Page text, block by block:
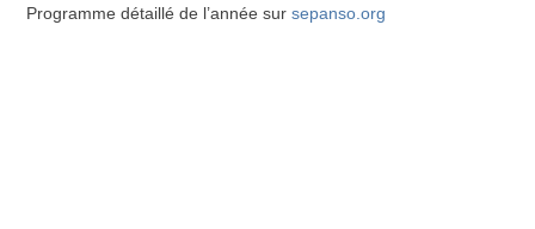
Programme détaillé de l’année sursepanso.org